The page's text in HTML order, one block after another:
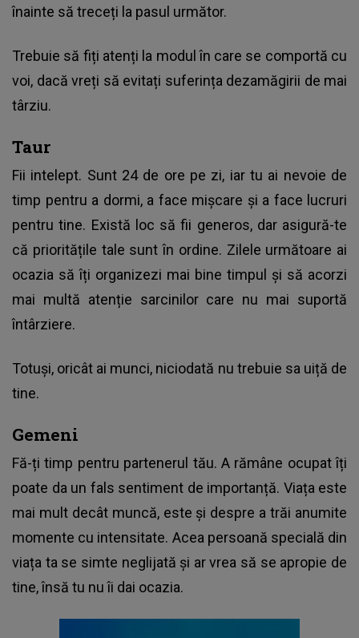
înainte să treceți la pasul următor.
Trebuie să fiți atenți la modul în care se comportă cu
voi, dacă vreți să evitați suferința dezamăgirii de mai
târziu.
Taur
Fii intelept. Sunt 24 de ore pe zi, iar tu ai nevoie de
timp pentru a dormi, a face mișcare și a face lucruri
pentru tine. Există loc să fii generos, dar asigură-te
că prioritățile tale sunt în ordine. Zilele următoare ai
ocazia să îți organizezi mai bine timpul și să acorzi
mai multă atenție sarcinilor care nu mai suportă
întârziere.
Totuși, oricât ai munci, niciodată nu trebuie sa uiță de
tine.
Gemeni
Fă-ți timp pentru partenerul tău. A rămâne ocupat îți
poate da un fals sentiment de importanță. Viața este
mai mult decât muncă, este și despre a trăi anumite
momente cu intensitate. Acea persoană specială din
viața ta se simte neglijată și ar vrea să se apropie de
tine, însă tu nu îi dai ocazia.